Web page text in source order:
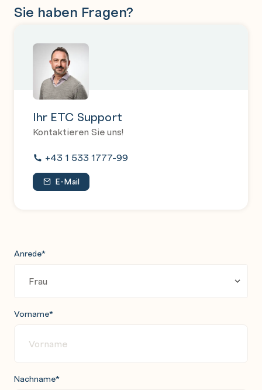
Sie haben Fragen?
Ihr ETC Support
Kontaktieren Sie uns!
+43 1 533 1777-99
E-Mail
Anrede*
Vorname*
Nachname*